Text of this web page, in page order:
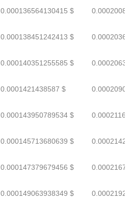
0.000136564130415 $
0.000138451242413 $
0.000140351255585 $
0.0001421438587 $
0.000143950789534 $
0.000145713680639 $
0.000147379679456 $
0.000149063938349 $